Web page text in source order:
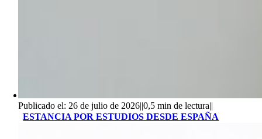
Publicado el: 26 de julio de 2026||0,5 min de lectura||
ESTANCIA POR ESTUDIOS DESDE ESPAÑA